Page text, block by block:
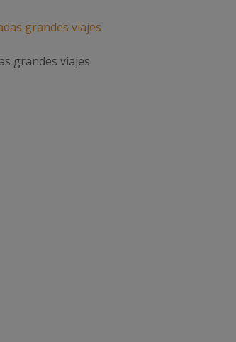
grandes viajes